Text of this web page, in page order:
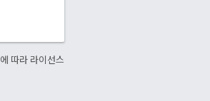
에 따라 라이선스